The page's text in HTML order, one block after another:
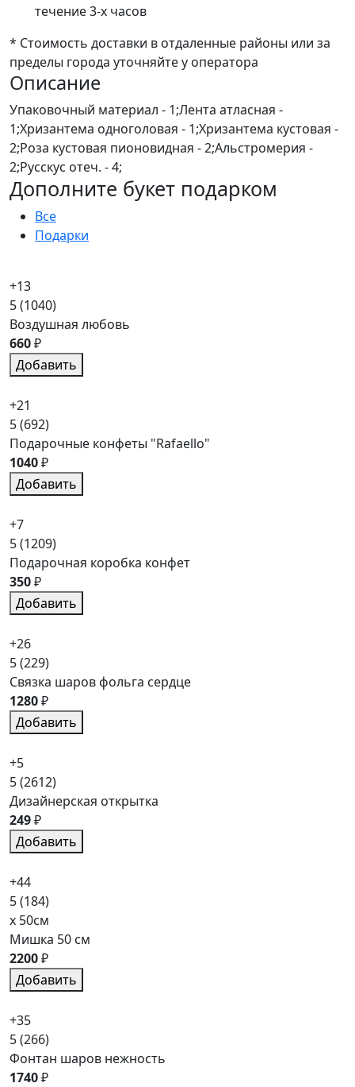
течение 3-х часов
* Стоимость доставки в отдаленные районы или за
пределы города уточняйте у оператора
Описание
Упаковочный материал - 1;Лента атласная -
1;Хризантема одноголовая - 1;Хризантема кустовая -
2;Роза кустовая пионовидная - 2;Альстромерия -
2;Русскус отеч. - 4;
Дополните букет подарком
Все
Подарки
+13
5(1040)
Воздушная любовь
660₽
Добавить
+21
5(692)
Подарочные конфеты "Rafaello"
1040₽
Добавить
+7
5(1209)
Подарочная коробка конфет
350₽
Добавить
+26
5(229)
Связка шаров фольга сердце
1280₽
Добавить
+5
5(2612)
Дизайнерская открытка
249₽
Добавить
+44
5(184)
x 50см
Мишка 50 см
2200₽
Добавить
+35
5(266)
Фонтан шаров нежность
1740₽